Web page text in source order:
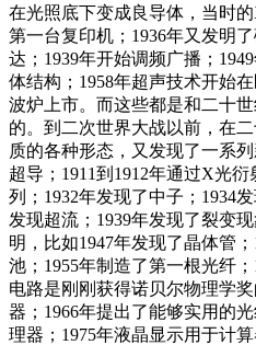
在光照底下变成良导体，当时
第一台复印机；1936年又发明
达；1939年开始调频广播；
体结构；1958年超声技术开始
波炉上市。而这些都是和二十
的。到二次世界大战以前，在
质的各种形态，又发现了一系
超导；1911到1912年通过X光
列；1932年发现了中子；1934
发现超流；1939年发现了裂变
明，比如1947年发现了晶体管
池；1955年制造了第一根光纤
电路是刚刚获得诺贝尔物理学
器；1966年提出了能够实用的
理器；1975年液晶显示用于计